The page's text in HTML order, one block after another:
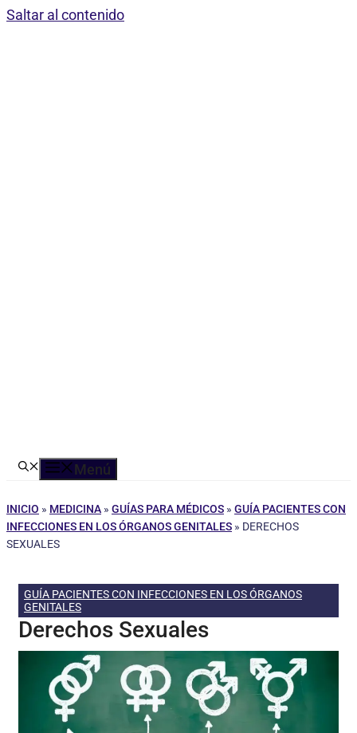
Saltar al contenido
Menú
INICIO » MEDICINA » GUÍAS PARA MÉDICOS » GUÍA PACIENTES CON
INFECCIONES EN LOS ÓRGANOS GENITALES » DERECHOS
SEXUALES
GUÍA PACIENTES CON INFECCIONES EN LOS ÓRGANOS
GENITALES
Derechos Sexuales